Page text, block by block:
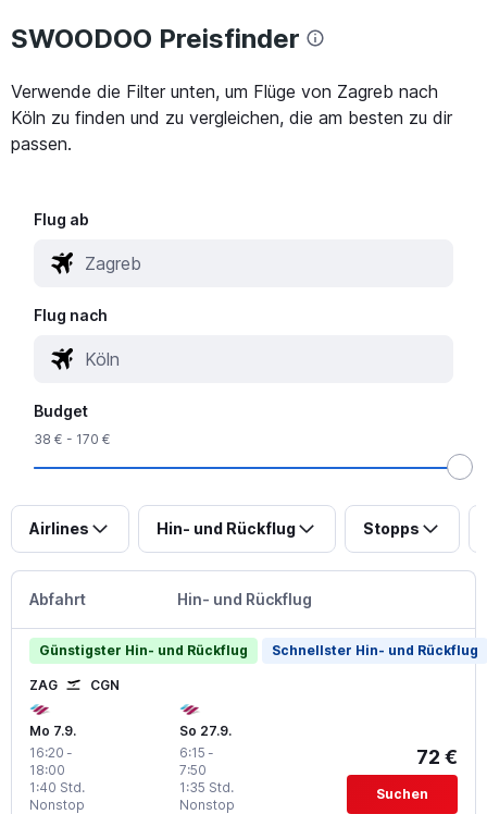
SWOODOO Preisfinder
Verwende die Filter unten, um Flüge von Zagreb nach
Köln zu finden und zu vergleichen, die am besten zu dir
passen.
Flug ab
Flug nach
Budget
38 € - 170 €
Airlines Hin- und Rückflug Stopps
Abfahrt Hin- und Rückflug
Günstigster Hin- und Rückflug Schnellster Hin- und Rückflug
ZAG CGN
Mo 7.9.
16:20 -
18:00
Nonstop
1:40 Std.
So 27.9.
6:15 -
7:50
Nonstop
1:35 Std.
72 €
Suchen